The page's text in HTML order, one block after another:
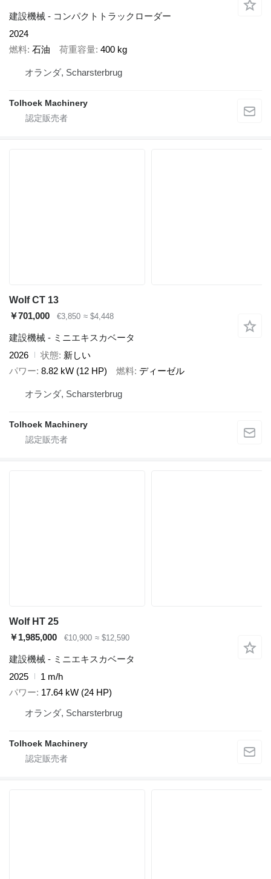
建設機械 - コンパクトトラックローダー
2024
燃料 石油 荷重容量 400 kg
オランダ, Scharsterbrug
Tolhoek Machinery
Wolf CT 13
￥701,000
€3,850 ≈ $4,448
建設機械 - ミニエキスカベータ
2026
状態 新しい
パワー 8.82 kW (12 HP) 燃料 ディーゼル
オランダ, Scharsterbrug
Tolhoek Machinery
Wolf HT 25
￥1,985,000
€10,900 ≈ $12,590
建設機械 - ミニエキスカベータ
2025
1 m/h
パワー 17.64 kW (24 HP)
オランダ, Scharsterbrug
Tolhoek Machinery